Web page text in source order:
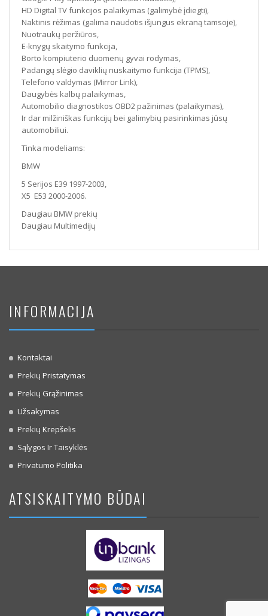
HD Digital TV funkcijos palaikymas (galimybė įdiegti),
Naktinis rėžimas (galima naudotis išjungus ekraną tamsoje),
Nuotraukų peržiūros,
E-knygų skaitymo funkcija,
Borto kompiuterio duomenų gyvai rodymas,
Padangų slėgio daviklių nuskaitymo funkcija (TPMS),
Telefono valdymas (Mirror Link),
Daugybės kalbų palaikymas,
Automobilio diagnostikos OBD2 pažinimas (palaikymas),
Ir dar milžiniškas funkcijų bei galimybių pasirinkimas jūsų
automobiliui.
Tinka modeliams:
BMW
5 Serijos E39 1997-2003,
X5 E53 2000-2006.
Daugiau BMW prekių
Daugiau Multimedijų
INFORMACIJA
Kontaktai
Prekių Pristatymas
Prekių Grąžinimas
Užsakymas
Prekių Krepšelis
Sąlygos Ir Taisyklės
Privatumo Politika
ATSISKAITYMO BŪDAI